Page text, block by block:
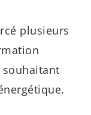
plusieurs